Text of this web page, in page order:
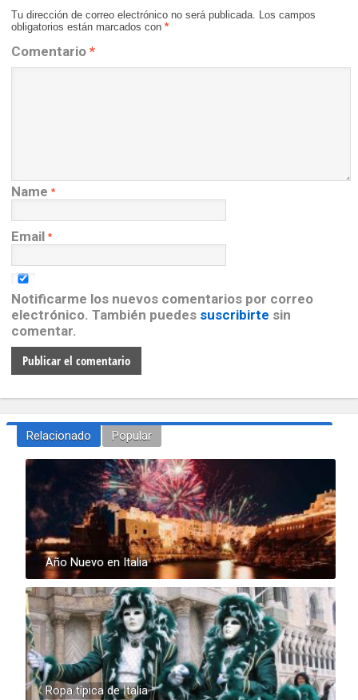
Tu dirección de correo electrónico no será publicada. Los campos
obligatorios están marcados con *
Comentario *
Name *
Email *
Notificarme los nuevos comentarios por correo
electrónico. También puedes suscribirte sin
comentar.
Relacionado Popular
Año Nuevo en Italia
Ropa típica de Italia